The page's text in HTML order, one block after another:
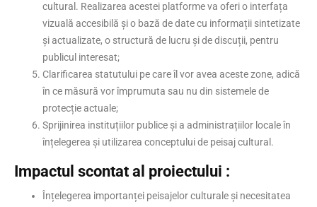
cultural. Realizarea acestei platforme va oferi o interfața
vizuală accesibilă și o bază de date cu informații sintetizate
și actualizate, o structură de lucru și de discuții, pentru
publicul interesat;
Clarificarea statutului pe care îl vor avea aceste zone, adică
în ce măsură vor împrumuta sau nu din sistemele de
protecție actuale;
Sprijinirea instituțiilor publice și a administrațiilor locale în
înțelegerea și utilizarea conceptului de peisaj cultural.
Impactul scontat al proiectului :
Înțelegerea importanței peisajelor culturale și necesitatea